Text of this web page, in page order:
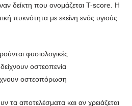
δείκτη που ονομάζεται T-score. Η
πυκνότητα με εκείνη ενός υγιούς
φυσιολογικές
οστεοπενία
οστεοπόρωση
τα αποτελέσματα και αν χρειάζεται